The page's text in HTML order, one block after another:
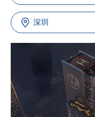
深圳